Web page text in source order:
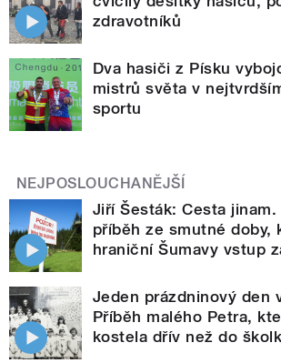
zdravotníků
Dva hasiči z Písku
mistrů světa v
sportu
NEJPOSLOUCHANĚJŠÍ
Jiří Šesták: Cesta jinam.
příběh ze smutné doby,
hraniční Šumavy vstup
Jeden prázdninový den
Příběh malého Petra,
kostela dřív než do